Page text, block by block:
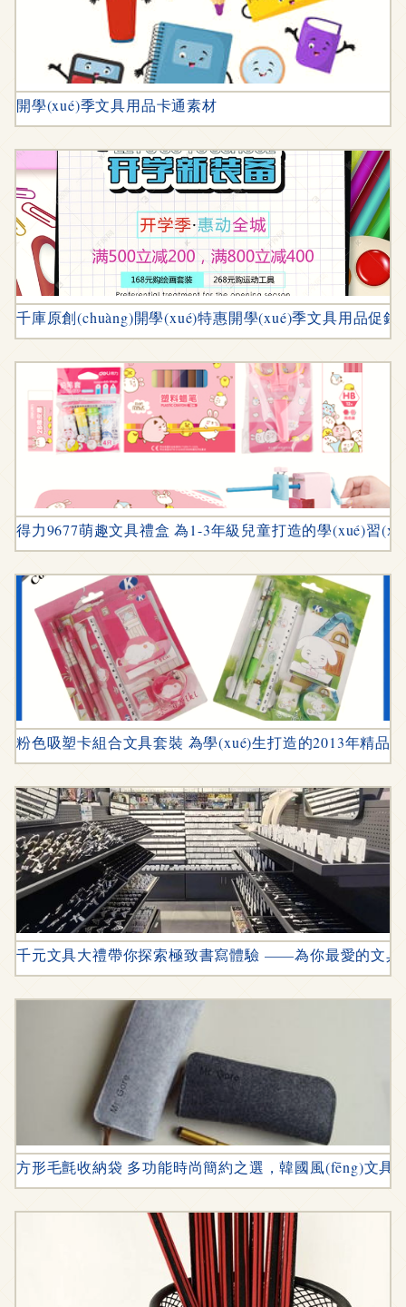
開學(xué)季文具用品卡通素材
千庫原創(chuàng)開學(xué)特惠開學(xué)季文具用品促銷
得力9677萌趣文具禮盒 為1-3年級兒童打造的學(xué)習
粉色吸塑卡組合文具套裝 為學(xué)生打造的2013年精品
千元文具大禮帶你探索極致書寫體驗 ——為你最愛的文具
方形毛氈收納袋 多功能時尚簡約之選，韓國風(fēng)文具